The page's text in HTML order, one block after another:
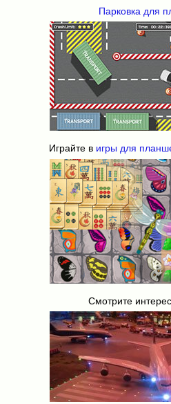
Парковка для
Играйте в игры для
Смотрите